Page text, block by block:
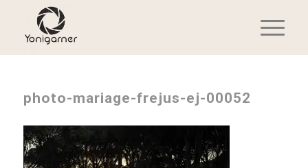
photo-mariage-frejus-ej-00052